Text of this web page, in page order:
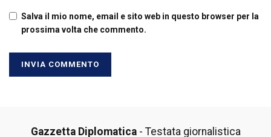
Salva il mio nome, email e sito web in questo browser per la
prossima volta che commento.
Gazzetta Diplomatica- Testata giornalistica